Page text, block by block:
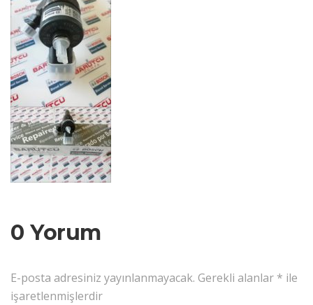
0 Yorum
E-posta adresiniz yayınlanmayacak. Gerekli alanlar * ile
işaretlenmişlerdir